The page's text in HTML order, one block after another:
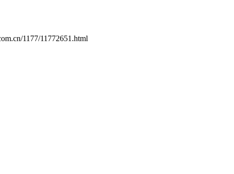
1177/11772651.html